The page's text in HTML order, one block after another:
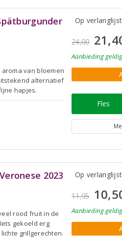
van bloemen
alternatief
hapjes.
Op verlanglijst
24,00
Aanbiedinggeldig
Fles
2023
rood fruit in de
gekoeld erg
grillgerechten.
Op verlanglijst
11,95
Aanbiedinggeldig